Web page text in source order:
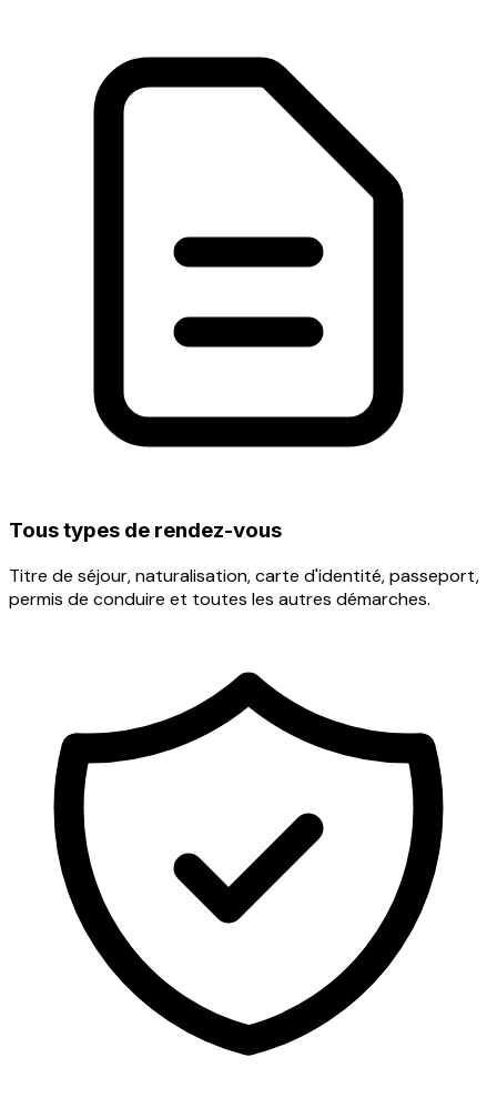
Tous types de rendez-vous
Titre de séjour, naturalisation, carte d'identité, passeport,
permis de conduire et toutes les autres démarches.